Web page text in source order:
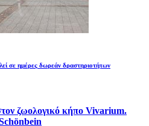
σε ημέρες δωρεάν δραστηριοτήτων